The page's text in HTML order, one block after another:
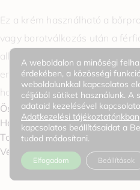
Ez a krém használható a
vagy borotválkozás után a
alkalmazható. Ideális
erősen tisztító kozmetikai
használatra.
Összetevők / Jellemzők
Használat
További információk
Vélemények
A weboldalon a minőségi
érdekében, a közösségi
weboldalunkkal kapcsolatos
céljából sütiket használunk. A
adataid kezelésével
Adatkezelési tájékoztatónkban
kapcsolatos beállításaidat a
tudod módosítani.
Elfogadom Beállítások